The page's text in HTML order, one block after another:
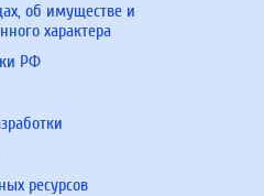
об имуществе и
характера
РФ
ресурсов